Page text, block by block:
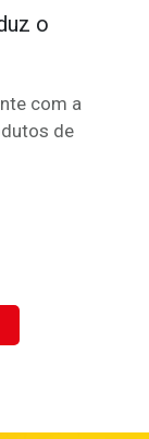
o
com a
de